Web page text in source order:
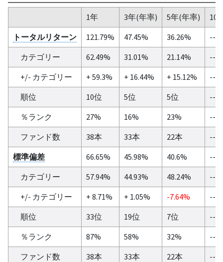
1年 3年(年率) 5年(年率)
10
トータルリターン
121.79% 47.45% 36.26%
--
カテゴリー
62.49% 31.01% 21.14%
--
+/- カテゴリー
+ 59.3% + 16.44% + 15.12%
--
順位
10位 5位 5位
--
％ランク
27% 16% 23%
--
ファンド数
38本 33本 22本
--
標準偏差
66.65% 45.98% 40.6%
--
カテゴリー
57.94% 44.93% 48.24%
--
+/- カテゴリー
+ 8.71% + 1.05% -7.64%
--
順位
33位 19位 7位
--
％ランク
87% 58% 32%
--
ファンド数
38本 33本 22本
--